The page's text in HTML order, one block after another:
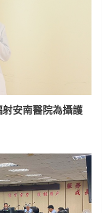
射安南醫院為攝護